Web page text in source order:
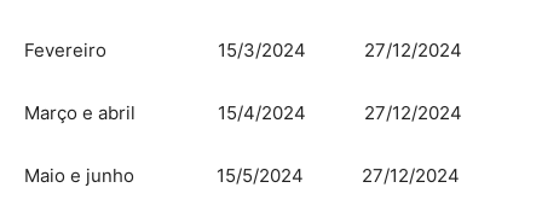
Fevereiro 15/3/2024 27/12/2024
Março e abril 15/4/2024 27/12/2024
Maio e junho 15/5/2024 27/12/2024